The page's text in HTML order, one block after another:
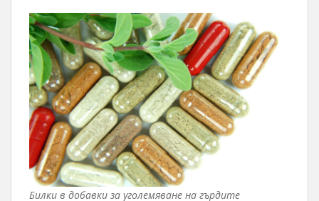
Билки в добавки за уголемяване на гърдите